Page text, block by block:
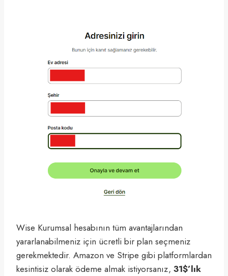
Wise Kurumsal hesabının tüm avantajlarından
yararlanabilmeniz için ücretli bir plan seçmeniz
gerekmektedir. Amazon ve Stripe gibi platformlardan
kesintisiz olarak ödeme almak istiyorsanız, 31$’lık